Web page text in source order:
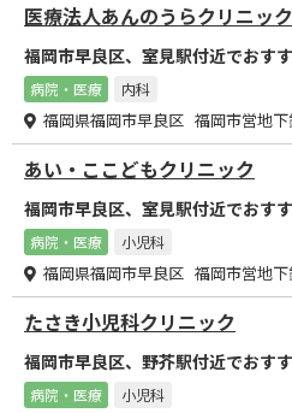
医療法人あんのうらクリニック
福岡市早良区、室見駅付近でおす
病院・医療 内科
福岡県福岡市早良区 福岡市営地下
あい・ここどもクリニック
福岡市早良区、室見駅付近でおす
病院・医療 小児科
福岡県福岡市早良区 福岡市営地下
たさき小児科クリニック
福岡市早良区、野芥駅付近でおす
病院・医療 小児科